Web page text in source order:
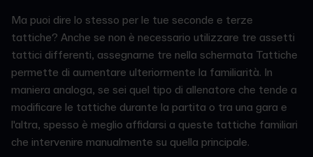
Ma puoi dire lo stesso per le tue seconde e terze
tattiche? Anche se non è necessario utilizzare tre assetti
tattici differenti, assegnarne tre nella schermata Tattiche
permette di aumentare ulteriormente la familiarità. In
maniera analoga, se sei quel tipo di allenatore che tende a
modificare le tattiche durante la partita o tra una gara e
l'altra, spesso è meglio affidarsi a queste tattiche familiari
che intervenire manualmente su quella principale.